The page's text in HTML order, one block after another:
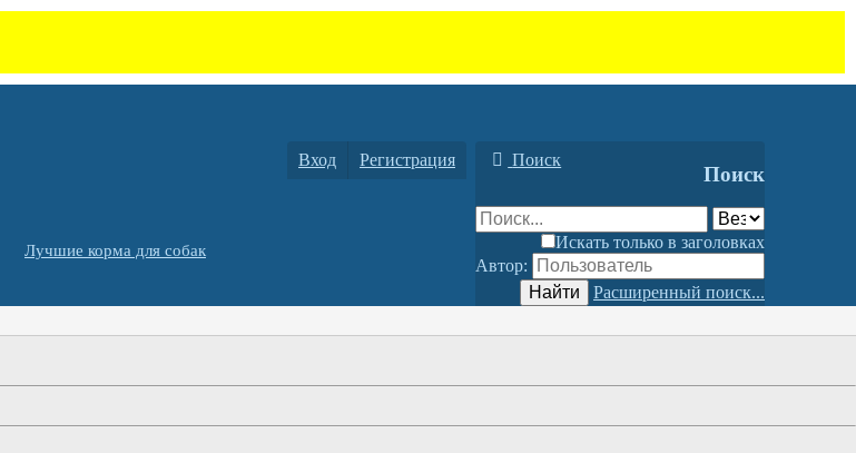
Лучшие корма для собак
Вход Регистрация Поиск
Поиск
Искать только в заголовках
Автор:
Найти
Расширенный поиск...